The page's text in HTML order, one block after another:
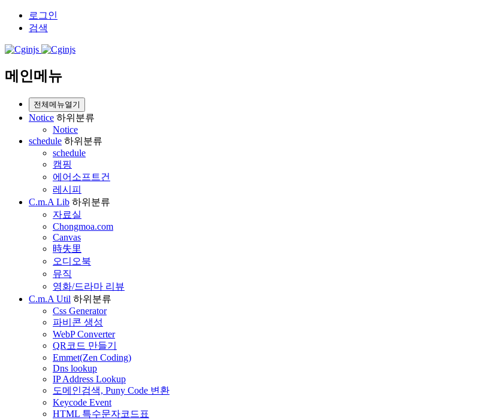
로그인
검색
메인메뉴
전체메뉴열기
Notice 하위분류
Notice
schedule 하위분류
schedule
캠핑
에어소프트건
레시피
C.m.A Lib 하위분류
자료실
Chongmoa.com
Canvas
時失里
오디오북
뮤직
영화/드라마 리뷰
C.m.A Util 하위분류
Css Generator
파비콘 생성
WebP Converter
QR코드 만들기
Emmet(Zen Coding)
Dns lookup
IP Address Lookup
도메인검색, Puny Code 변환
Keycode Event
HTML 특수문자코드표